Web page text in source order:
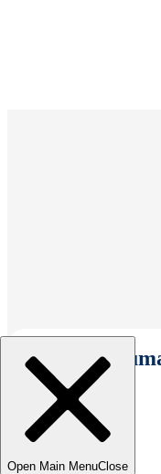
Selecionar
Open Main MenuClose